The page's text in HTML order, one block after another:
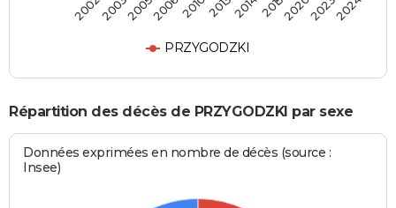
PRZYGODZKI
20022003200520062010201320142015202020232024
Répartition des décès de PRZYGODZKI par sexe
Données exprimées en nombre de décès (source :
Insee)